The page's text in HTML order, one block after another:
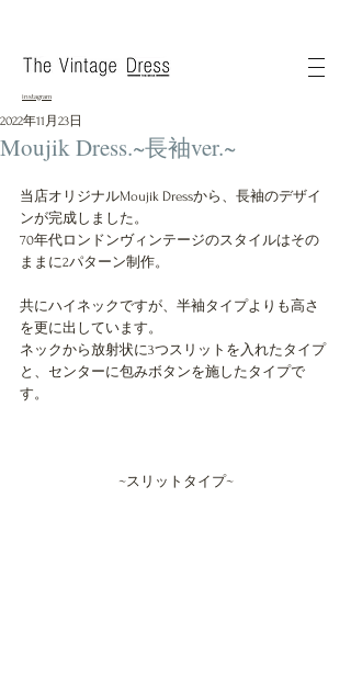
instagram
Moujik Dress.~長袖ver.~
2022年11月23日
当店オリジナルMoujik Dressから、長袖のデザイ
ンが完成しました。
70年代ロンドンヴィンテージのスタイルはその
ままに2パターン制作。
共にハイネックですが、半袖タイプよりも高さ
を更に出しています。
ネックから放射状に3つスリットを入れたタイプ
と、センターに包みボタンを施したタイプで
す。
~スリットタイプ~